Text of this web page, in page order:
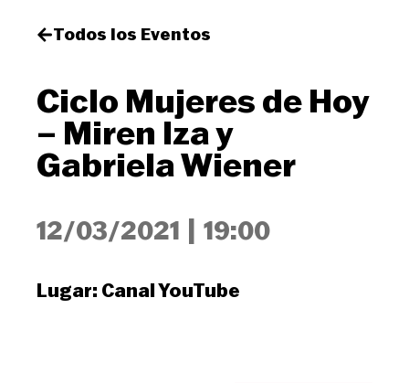
Todos los Eventos
Ciclo Mujeres de Hoy
– Miren Iza y
Gabriela Wiener
12/03/2021 19:00
Lugar: Canal YouTube